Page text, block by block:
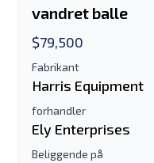
Email adresse
Mobil
vandret balle
$79,500
Fabrikant
Harris Equipment
forhandler
Ely Enterprises
Beliggende på
Dit fulde navn